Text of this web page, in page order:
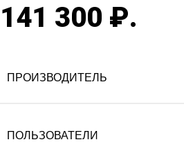
141 300 ₽.
ПРОИЗВОДИТЕЛЬ
ПОЛЬЗОВАТЕЛИ